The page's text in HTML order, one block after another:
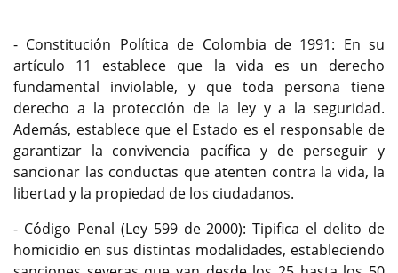
- Constitución Política de Colombia de 1991: En su
artículo 11 establece que la vida es un derecho
fundamental inviolable, y que toda persona tiene
derecho a la protección de la ley y a la seguridad.
Además, establece que el Estado es el responsable de
garantizar la convivencia pacífica y de perseguir y
sancionar las conductas que atenten contra la vida, la
libertad y la propiedad de los ciudadanos.
- Código Penal (Ley 599 de 2000): Tipifica el delito de
homicidio en sus distintas modalidades, estableciendo